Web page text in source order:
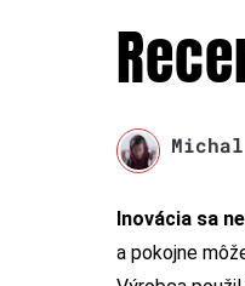
Inovácia sa
a pokojne